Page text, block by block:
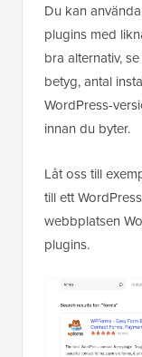
Du kan
plugins med
bra alternativ,
betyg, antal
WordPress-
innan du byter.
Låt oss till
till ett
webbplatsen
plugins.